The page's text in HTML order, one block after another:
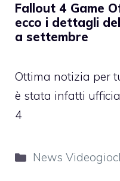
Fallout 4 Game
ecco i dettagli
a settembre
Ottima notizia per
è stata infatti
4
Categorie
News